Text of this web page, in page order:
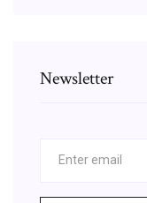
Newsletter